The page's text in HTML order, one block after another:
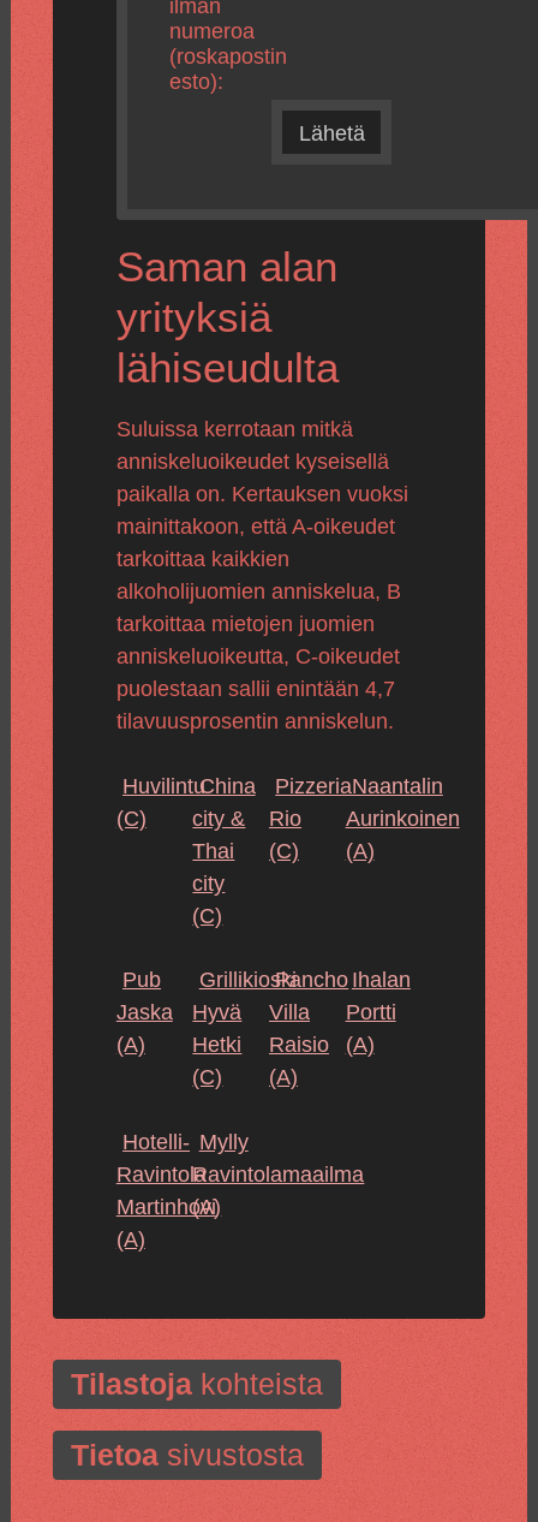
ilman
numeroa
(roskapostin
esto):
Lähetä
Saman alan
yrityksiä
lähiseudulta
Suluissa kerrotaan mitkä
anniskeluoikeudet kyseisellä
paikalla on. Kertauksen vuoksi
mainittakoon, että A-oikeudet
tarkoittaa kaikkien
alkoholijuomien anniskelua, B
tarkoittaa mietojen juomien
anniskeluoikeutta, C-oikeudet
puolestaan sallii enintään 4,7
tilavuusprosentin anniskelun.
Huvilintu
(C)
China
city &
Thai
city
(C)
Pizzeria
Rio
(C)
Naantalin
Aurinkoinen
(A)
Pub
Jaska
(A)
Grillikioski
Hyvä
Hetki
(C)
Pancho
Villa
Raisio
(A)
Ihalan
Portti
(A)
Hotelli-
Ravintola
Martinhovi
(A)
Mylly
Ravintolamaailma
(A)
Tilastojakohteista
Tietoasivustosta